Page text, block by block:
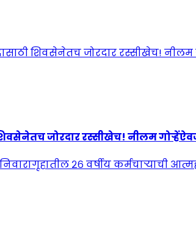
जोरदार रस्सीखेच! नीलम